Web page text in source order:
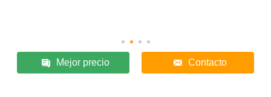
Mejor precio Contacto